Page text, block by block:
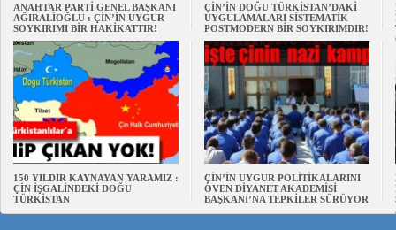
ANAHTAR PARTİ GENEL BAŞKANI
AĞIRALİOĞLU : ÇİN’İN UYGUR
SOYKIRIMI BİR HAKİKATTIR!
ÇİN’İN DOĞU TÜRKİSTAN’DAKİ
UYGULAMALARI SİSTEMATİK
POSTMODERN BİR SOYKIRIMDIR!
150 YILDIR KAYNAYAN YARAMIZ :
ÇİN İŞGALİNDEKİ DOĞU
TÜRKİSTAN
ÇİN’İN UYGUR POLİTİKALARINI
ÖVEN DİYANET AKADEMİSİ
BAŞKANI’NA TEPKİLER SÜRÜYOR